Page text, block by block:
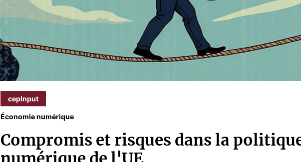
cepInput
Économie numérique
Compromis et risques dans la